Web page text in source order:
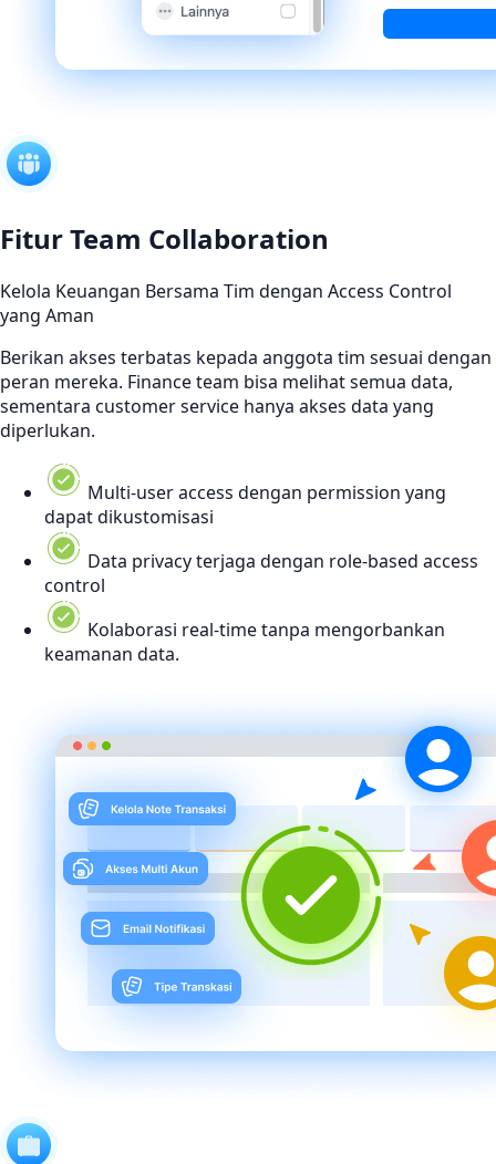
Fitur Team Collaboration
Kelola Keuangan Bersama Tim dengan Access Control
yang Aman
Berikan akses terbatas kepada anggota tim sesuai dengan
peran mereka. Finance team bisa melihat semua data,
sementara customer service hanya akses data yang
diperlukan.
Multi-user access dengan permission yang
dapat dikustomisasi
Data privacy terjaga dengan role-based access
control
Kolaborasi real-time tanpa mengorbankan
keamanan data.